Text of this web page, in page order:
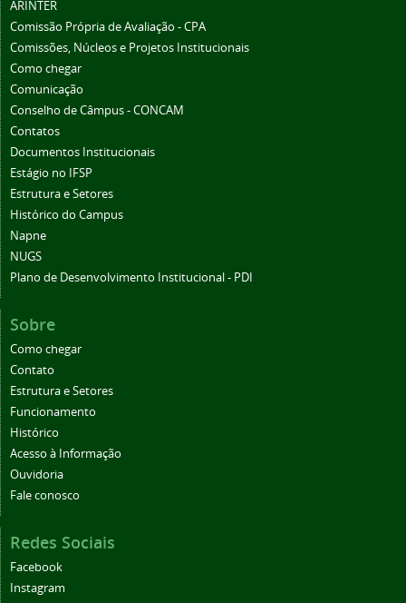
ARINTER
Comissão Própria de Avaliação - CPA
Comissões, Núcleos e Projetos Institucionais
Como chegar
Comunicação
Conselho de Câmpus - CONCAM
Contatos
Documentos Institucionais
Estágio no IFSP
Estrutura e Setores
Histórico do Campus
Napne
NUGS
Plano de Desenvolvimento Institucional - PDI
Sobre
Como chegar
Contato
Estrutura e Setores
Funcionamento
Histórico
Acesso à Informação
Ouvidoria
Fale conosco
Redes Sociais
Facebook
Instagram